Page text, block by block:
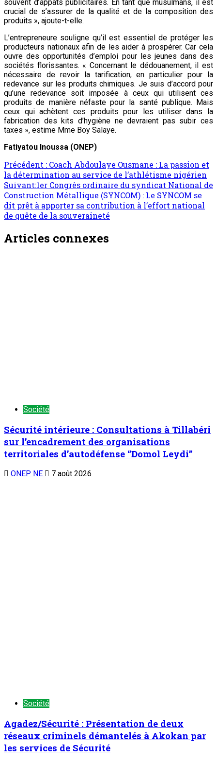
souvent d’appâts publicitaires. En tant que musulmans, il est
crucial de s’assurer de la qualité et de la composition des
produits », ajoute-t-elle.
L’entrepreneure souligne qu’il est essentiel de protéger les
producteurs nationaux afin de les aider à prospérer. Car cela
ouvre des opportunités d’emploi pour les jeunes dans des
sociétés florissantes. « Concernant le dédouanement, il est
nécessaire de revoir la tarification, en particulier pour la
redevance sur les produits chimiques. Je suis d’accord pour
qu’une redevance soit imposée à ceux qui utilisent ces
produits de manière néfaste pour la santé publique. Mais
ceux qui achètent ces produits pour les utiliser dans la
fabrication des kits d’hygiène ne devraient pas subir ces
taxes », estime Mme Boy Salaye.
Fatiyatou Inoussa (ONEP)
Précédent : Coach Abdoulaye Ousmane : La passion et
la détermination au service de l’athlétisme nigérien
Suivant:1er Congrès ordinaire du syndicat National de
Construction Métallique (SYNCOM) : Le SYNCOM se
dit prêt à apporter sa contribution à l’effort national
de quête de la souveraineté
Articles connexes
Société
Sécurité intérieure : Consultations à Tillabéri
sur l’encadrement des organisations
territoriales d’autodéfense ‘’Domol Leydi’’
ONEP NE 7 août 2026
Société
Agadez/Sécurité : Présentation de deux
réseaux criminels démantelés à Akokan par
les services de Sécurité